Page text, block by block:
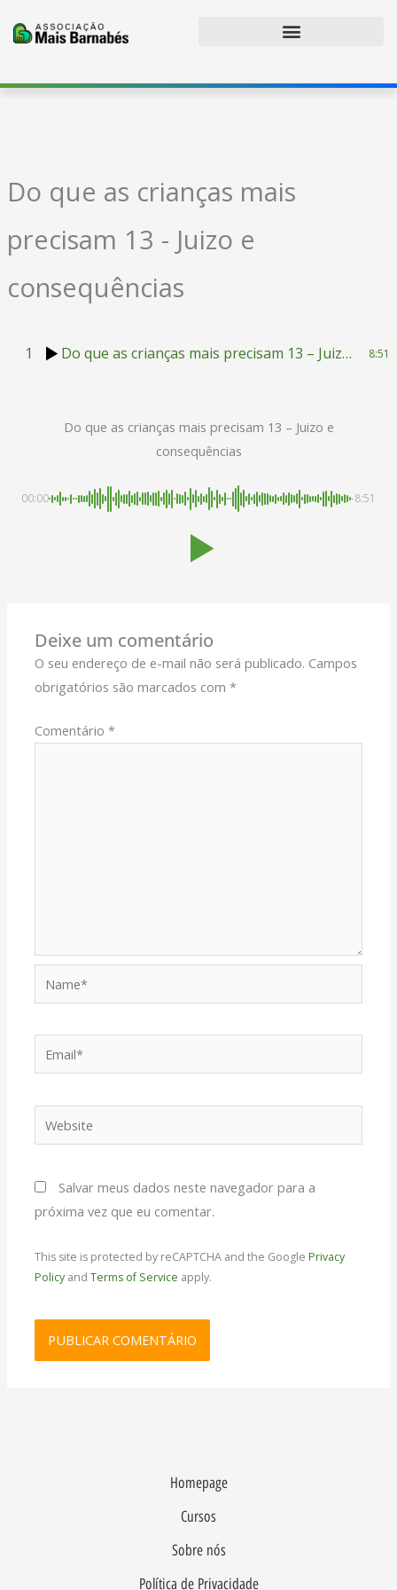
para
conteúdo
Do que as crianças mais
precisam 13 - Juizo e
consequências
1 Do que as crianças mais precisam 13 – Juizo e consequências 8:51
Do que as crianças mais precisam 13 – Juizo e
consequências
00:00 -8:51
Deixe um comentário
O seu endereço de e-mail não será publicado. Campos
obrigatórios são marcados com*
Comentário*
Salvar meus dados neste navegador para a
próxima vez que eu comentar.
This site is protected by reCAPTCHA and the GooglePrivacy
Policy andTerms of Service apply.
Homepage
Cursos
Sobre nós
Política de Privacidade